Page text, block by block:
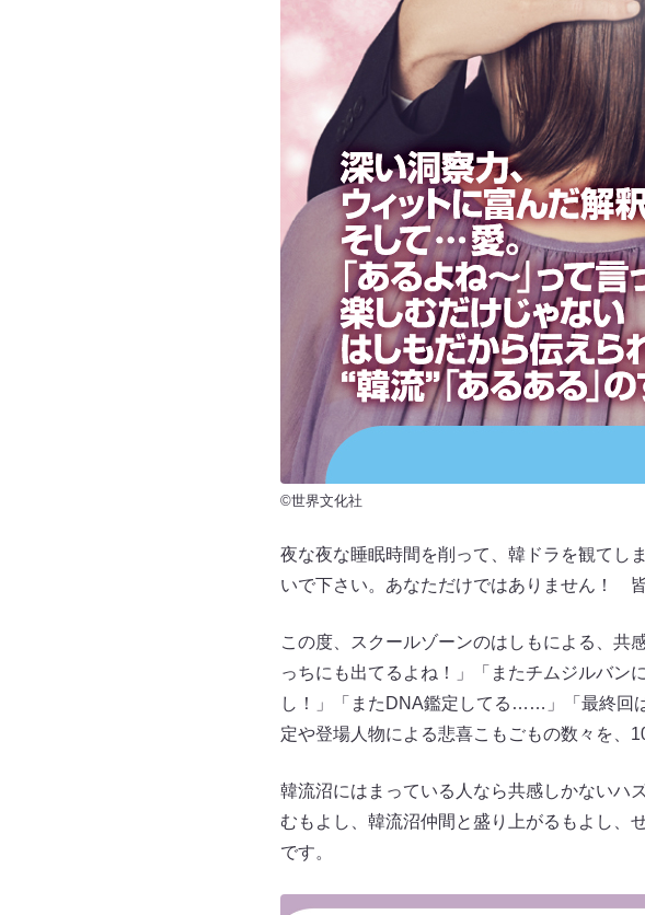
©世界文化社
夜な夜な睡眠時間を削って、韓ドラを観て
いで下さい。あなただけではありません！
この度、スクールゾーンのはしもによる、共
っちにも出てるよね！」「またチムジルバン
し！」「またDNA鑑定してる……」「最終回
定や登場人物による悲喜こもごもの数々を、
韓流沼にはまっている人なら共感しかない
むもよし、韓流沼仲間と盛り上がるもよし、
です。